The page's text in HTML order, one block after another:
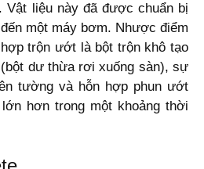
Vật liệu này đã được chuẩn bị
một máy bơm. Nhược điểm
trộn ướt là bột trộn khô tạo
dư thừa rơi xuống sàn), sự
tường và hỗn hợp phun ướt
hơn trong một khoảng thời